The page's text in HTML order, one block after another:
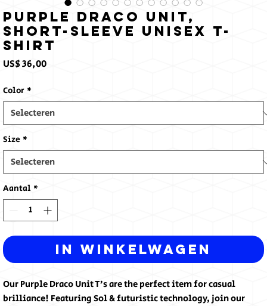
Purple Draco Unit,
Short-Sleeve Unisex T-
Shirt
US$ 36,00Prijs
Color *
Size *
Aantal *
In winkelwagen
Our Purple Draco Unit T’s are the perfect item for casual
brilliance! Featuring Sol & futuristic technology, join our